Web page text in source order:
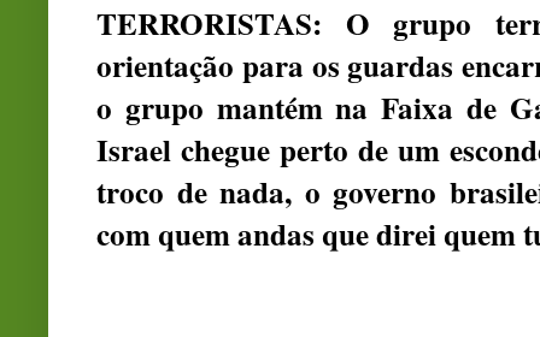
TERRORISTAS: O grupo
orientação para os guardas
o grupo mantém na Faixa de
Israel chegue perto de um
troco de nada, o governo
com quem andas que direi quem